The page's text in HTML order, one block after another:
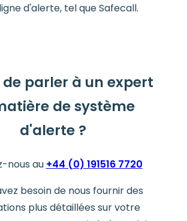
d'alerte, tel que Safecall.
de parler à un expert
de système
d'alerte ?
nous au +44 (0) 191516 7720
besoin de nous fournir des
plus détaillées sur votre